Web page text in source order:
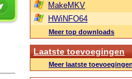
MakeMKV
HWiNFO64
Meer top downloads
Laatste toevoegingen
Meer laatste toevoegingen